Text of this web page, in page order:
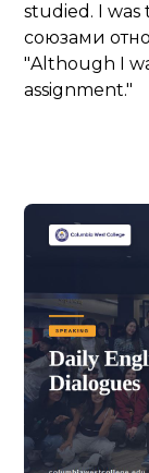
studied. I was
союзами
"Although I
assignment."